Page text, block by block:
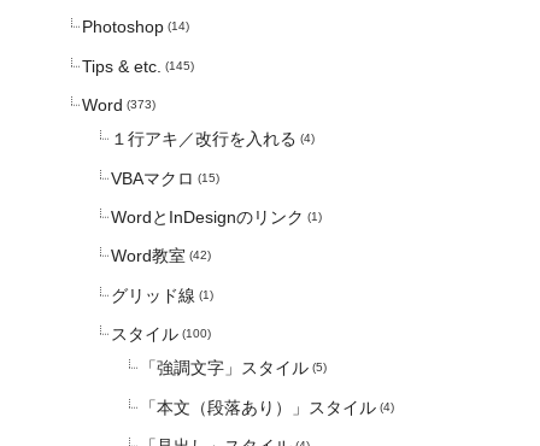
Photoshop (14)
Tips & etc. (145)
Word (373)
１行アキ／改行を入れる (4)
VBAマクロ (15)
WordとInDesignのリンク (1)
Word教室 (42)
グリッド線 (1)
スタイル (100)
「強調文字」スタイル (5)
「本文（段落あり）」スタイル (4)